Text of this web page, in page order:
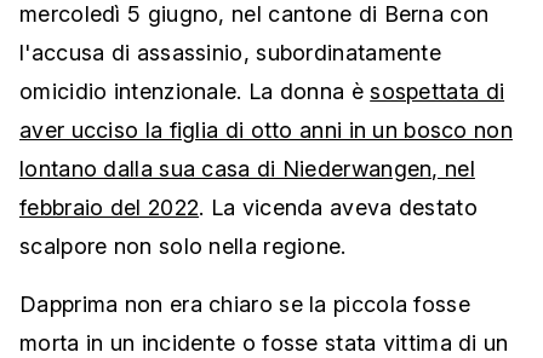
mercoledì 5 giugno, nel cantone di Berna con
l'accusa di assassinio, subordinatamente
omicidio intenzionale. La donna èsospettata di
aver ucciso la figlia di otto anni in un bosco non
lontano dalla sua casa di Niederwangen, nel
febbraio del 2022. La vicenda aveva destato
scalpore non solo nella regione.
Dapprima non era chiaro se la piccola fosse
morta in un incidente o fosse stata vittima di un